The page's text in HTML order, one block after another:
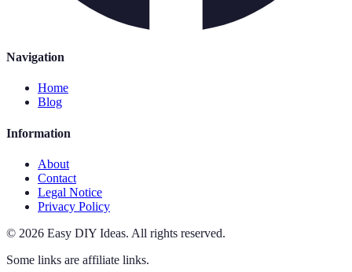
Navigation
Home
Blog
Information
About
Contact
Legal Notice
Privacy Policy
© 2026 Easy DIY Ideas. All rights reserved.
Some links are affiliate links.